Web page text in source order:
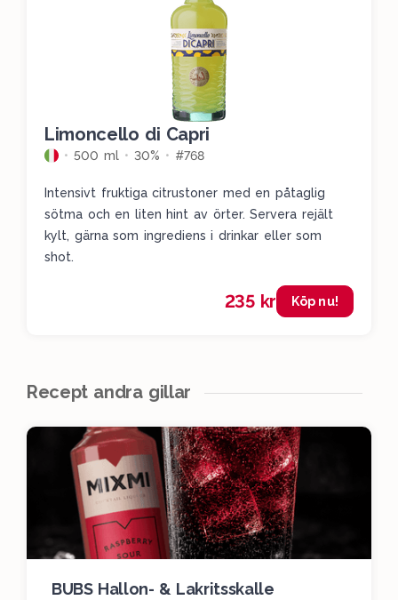
Limoncello di Capri
500 ml 30% #768
Intensivt fruktiga citrustoner med en påtaglig
sötma och en liten hint av örter. Servera rejält
kylt, gärna som ingrediens i drinkar eller som
shot.
235 kr Köp nu!
Recept andra gillar
BUBS Hallon- & Lakritsskalle